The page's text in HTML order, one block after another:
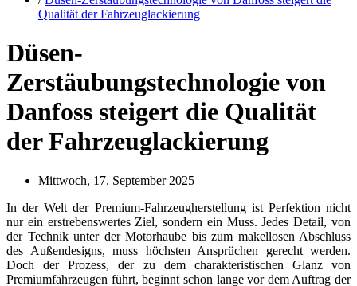
Qualität der Fahrzeuglackierung
Düsen-
Zerstäubungstechnologie von
Danfoss steigert die Qualität
der Fahrzeuglackierung
Mittwoch, 17. September 2025
In der Welt der Premium-Fahrzeugherstellung ist Perfektion nicht
nur ein erstrebenswertes Ziel, sondern ein Muss. Jedes Detail, von
der Technik unter der Motorhaube bis zum makellosen Abschluss
des Außendesigns, muss höchsten Ansprüchen gerecht werden.
Doch der Prozess, der zu dem charakteristischen Glanz von
Premiumfahrzeugen führt, beginnt schon lange vor dem Auftrag der